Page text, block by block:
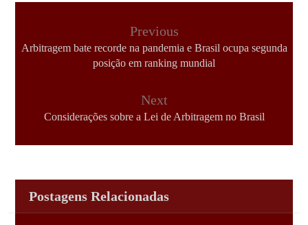
Previous
Arbitragem bate recorde na pandemia e Brasil ocupa segunda
posição em ranking mundial
Next
Considerações sobre a Lei de Arbitragem no Brasil
Postagens Relacionadas